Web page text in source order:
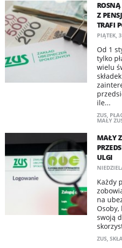
Z
TRAFI
PIĄTEK,
Od 1
tylko
wielu
ile...
ZUS,
MAŁY
MAŁY
ULGI
Każdy
na
swoją
ZUS,